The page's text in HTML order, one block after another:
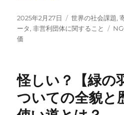
投
稿
日:
2025年2月27日
カ
テ
世界の社会課題,
ータ,非営利団体に関すること
タ
価
怪しい？【緑の
ついての全貌と